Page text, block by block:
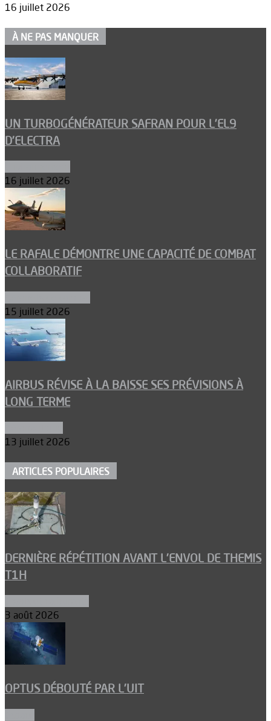
16 juillet 2026
À NE PAS MANQUER
UN TURBOGÉNÉRATEUR SAFRAN POUR L’EL9
D’ELECTRA
16 juillet 2026
LE RAFALE DÉMONTRE UNE CAPACITÉ DE COMBAT
COLLABORATIF
15 juillet 2026
AIRBUS RÉVISE À LA BAISSE SES PRÉVISIONS À
LONG TERME
13 juillet 2026
ARTICLES POPULAIRES
DERNIÈRE RÉPÉTITION AVANT L’ENVOL DE THEMIS
T1H
3 août 2026
OPTUS DÉBOUTÉ PAR L’UIT